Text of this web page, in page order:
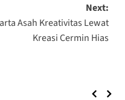
Next:
Asah Kreativitas Lewat
Kreasi Cermin Hias